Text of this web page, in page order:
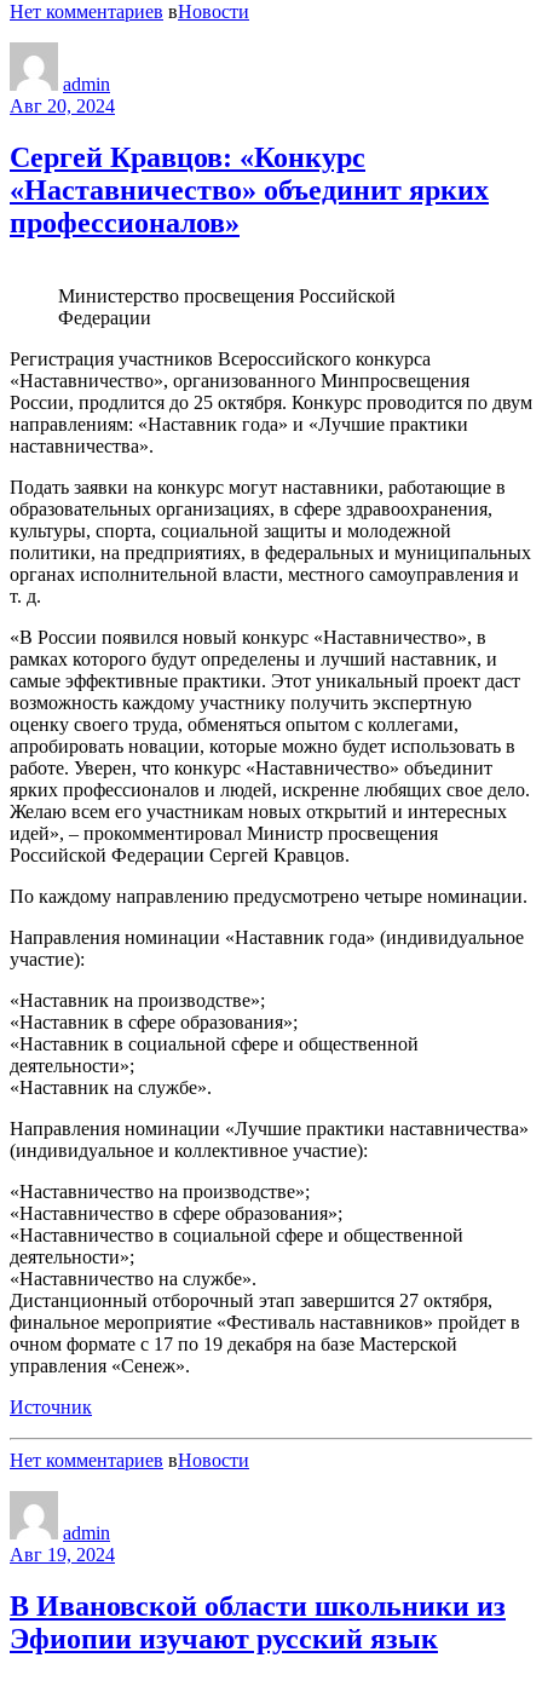
Нет комментариев вНовости
admin
Авг 20, 2024
Сергей Кравцов: «Конкурс
«Наставничество» объединит ярких
профессионалов»
Министерство просвещения Российской
Федерации
Регистрация участников Всероссийского конкурса
«Наставничество», организованного Минпросвещения
России, продлится до 25 октября. Конкурс проводится по двум
направлениям: «Наставник года» и «Лучшие практики
наставничества».
Подать заявки на конкурс могут наставники, работающие в
образовательных организациях, в сфере здравоохранения,
культуры, спорта, социальной защиты и молодежной
политики, на предприятиях, в федеральных и муниципальных
органах исполнительной власти, местного самоуправления и
т. д.
«В России появился новый конкурс «Наставничество», в
рамках которого будут определены и лучший наставник, и
самые эффективные практики. Этот уникальный проект даст
возможность каждому участнику получить экспертную
оценку своего труда, обменяться опытом с коллегами,
апробировать новации, которые можно будет использовать в
работе. Уверен, что конкурс «Наставничество» объединит
ярких профессионалов и людей, искренне любящих свое дело.
Желаю всем его участникам новых открытий и интересных
идей», – прокомментировал Министр просвещения
Российской Федерации Сергей Кравцов.
По каждому направлению предусмотрено четыре номинации.
Направления номинации «Наставник года» (индивидуальное
участие):
«Наставник на производстве»;
«Наставник в сфере образования»;
«Наставник в социальной сфере и общественной
деятельности»;
«Наставник на службе».
Направления номинации «Лучшие практики наставничества»
(индивидуальное и коллективное участие):
«Наставничество на производстве»;
«Наставничество в сфере образования»;
«Наставничество в социальной сфере и общественной
деятельности»;
«Наставничество на службе».
Дистанционный отборочный этап завершится 27 октября,
финальное мероприятие «Фестиваль наставников» пройдет в
очном формате с 17 по 19 декабря на базе Мастерской
управления «Сенеж».
Источник
Нет комментариев вНовости
admin
Авг 19, 2024
В Ивановской области школьники из
Эфиопии изучают русский язык